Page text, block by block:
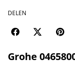
DELEN
Grohe